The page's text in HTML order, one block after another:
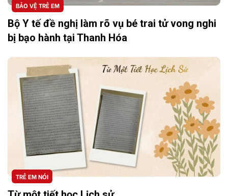
BẢO VỆ TRẺ EM
Bộ Y tế đề nghị làm rõ vụ bé trai tử vong nghi
bị bạo hành tại Thanh Hóa
TRẺ EM NÓI